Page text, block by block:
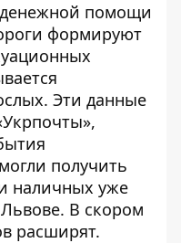
помощи
формируют
Эти данные
получить
наличных уже
В скором
расширят.